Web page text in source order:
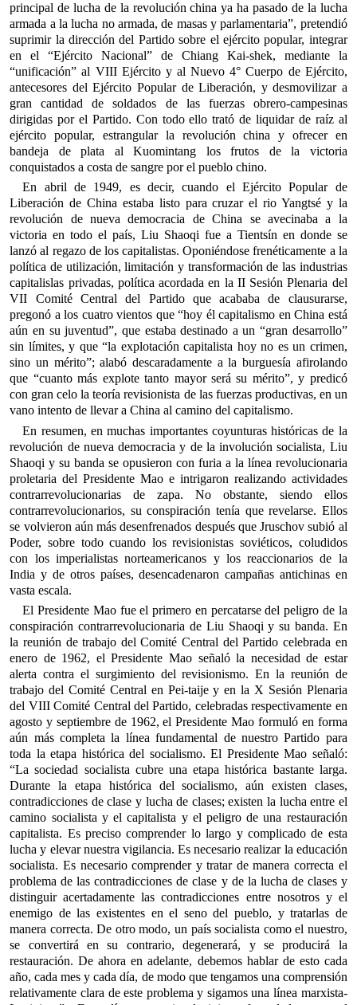
principal de lucha de la revolución china ya ha pasado de la lucha
armada a la lucha no armada, de masas y parlamentaria”, pretendió
suprimir la dirección del Partido sobre el ejército popular, integrar
en el “Ejército Nacional” de Chiang Kai-shek, mediante la
“unificación” al VIII Ejército y al Nuevo 4° Cuerpo de Ejército,
antecesores del Ejército Popular de Liberación, y desmovilizar a
gran cantidad de soldados de las fuerzas obrero-campesinas
dirigidas por el Partido. Con todo ello trató de liquidar de raíz al
ejército popular, estrangular la revolución china y ofrecer en
bandeja de plata al Kuomintang los frutos de la victoria
conquistados a costa de sangre por el pueblo chino.
En abril de 1949, es decir, cuando el Ejército Popular de
Liberación de China estaba listo para cruzar el rio Yangtsé y la
revolución de nueva democracia de China se avecinaba a la
victoria en todo el país, Liu Shaoqi fue a Tientsín en donde se
lanzó al regazo de los capitalistas. Oponiéndose frenéticamente a la
política de utilización, limitación y transformación de las industrias
capitalislas privadas, política acordada en la II Sesión Plenaria del
VII Comité Central del Partido que acababa de clausurarse,
pregonó a los cuatro vientos que “hoy él capitalismo en China está
aún en su juventud”, que estaba destinado a un “gran desarrollo”
sin límites, y que “la explotación capitalista hoy no es un crimen,
sino un mérito”; alabó descaradamente a la burguesía afirolando
que “cuanto más explote tanto mayor será su mérito”, y predicó
con gran celo la teoría revisionista de las fuerzas productivas, en un
vano intento de llevar a China al camino del capitalismo.
En resumen, en muchas importantes coyunturas históricas de la
revolución de nueva democracia y de la involución socialista, Liu
Shaoqi y su banda se opusieron con furia a la línea revolucionaria
proletaria del Presidente Mao e intrigaron realizando actividades
contrarrevolucionarias de zapa. No obstante, siendo ellos
contrarrevolucionarios, su conspiración tenía que revelarse. Ellos
se volvieron aún más desenfrenados después que Jruschov subió al
Poder, sobre todo cuando los revisionistas soviéticos, coludidos
con los imperialistas norteamericanos y los reaccionarios de la
India y de otros países, desencadenaron campañas antichinas en
vasta escala.
El Presidente Mao fue el primero en percatarse del peligro de la
conspiración contrarrevolucionaria de Liu Shaoqi y su banda. En
la reunión de trabajo del Comité Central del Partido celebrada en
enero de 1962, el Presidente Mao señaló la necesidad de estar
alerta contra el surgimiento del revisionismo. En la reunión de
trabajo del Comité Central en Pei-taije y en la X Sesión Plenaria
del VIII Comité Central del Partido, celebradas respectivamente en
agosto y septiembre de 1962, el Presidente Mao formuló en forma
aún más completa la línea fundamental de nuestro Partido para
toda la etapa histórica del socialismo. El Presidente Mao señaló:
“La sociedad socialista cubre una etapa histórica bastante larga.
Durante la etapa histórica del socialismo, aún existen clases,
contradicciones de clase y lucha de clases; existen la lucha entre el
camino socialista y el capitalista y el peligro de una restauración
capitalista. Es preciso comprender lo largo y complicado de esta
lucha y elevar nuestra vigilancia. Es necesario realizar la educación
socialista. Es necesario comprender y tratar de manera correcta el
problema de las contradicciones de clase y de la lucha de clases y
distinguir acertadamente las contradicciones entre nosotros y el
enemigo de las existentes en el seno del pueblo, y tratarlas de
manera correcta. De otro modo, un país socialista como el nuestro,
se convertirá en su contrario, degenerará, y se producirá la
restauración. De ahora en adelante, debemos hablar de esto cada
año, cada mes y cada día, de modo que tengamos una comprensión
relativamente clara de este problema y sigamos una línea marxista-